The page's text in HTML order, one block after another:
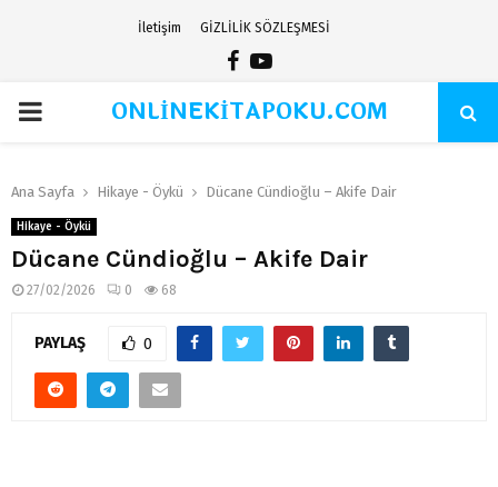
İletişim GİZLİLİK SÖZLEŞMESİ
Facebook
Youtube
PRIMARYONLİNEKİTAPOKU.COM
Ana Sayfa Hikaye - Öykü Dücane Cündioğlu – Akife Dair
Hikaye - Öykü
Dücane Cündioğlu – Akife Dair
27/02/2026 0 68
PAYLAŞ 0